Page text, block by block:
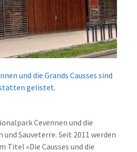
und die Grands Causses sind
gelistet.
Cevennen und die
und Sauveterre. Seit 2011 werden
Titel «Die Causses und die